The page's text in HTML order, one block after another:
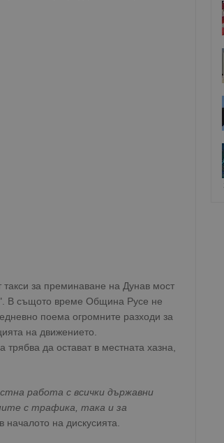
за преминаване на Дунав мост
В същото време Община Русе не
поема огромните разходи за
на движението.
трябва да остават в местната хазна,
работа с всички държавни
с трафика, така и за
на дискусията.